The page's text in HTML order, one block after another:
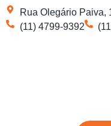
Rua Olegário Paiva,
(11) 4799-9392